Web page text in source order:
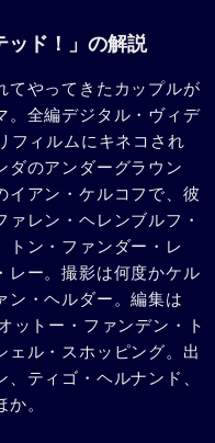
るだけ盗み、クラブ・シ
資金として店の売り上げ
儲けをたくらむ。しかし
ンストン（マイク・リ
痛い目を見ることにな
DJを務めるパーティで
と迫るがはぐらかされ
たもののマネジャーに
にぼろぼろだった。ウィ
グ取引のいざこざから
はウィンストンを殺して
になっている仲間たちと
らくすねてきたドラッ
ャッキーとマーティンは
ッド！」の解説
てやってきたカップルが
。全編デジタル・ヴィデ
フィルムにキネコされ
ダのアンダーグラウン
イアン・ケルコフで、彼
レン・ヘレンブルフ・
トン・ファンダー・レ
レー。撮影は何度かケル
ン・ヘルダー。編集は
ットー・ファンデン・ト
ェル・スホッピング。出
ティゴ・ヘルナンド、
。